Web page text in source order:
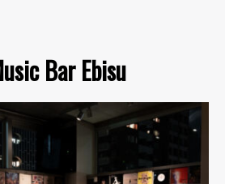
Bar Ebisu